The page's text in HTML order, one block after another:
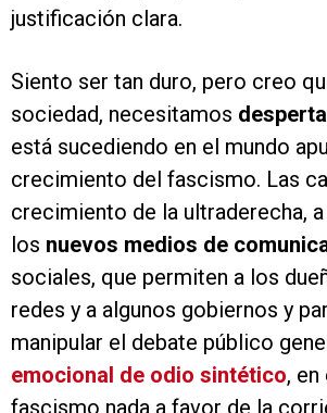
justificación clara.
Siento ser tan duro, pero creo
sociedad, necesitamos
está sucediendo en el mundo
crecimiento del fascismo. Las
crecimiento de la ultraderecha,
los nuevos medios de
sociales, que permiten a los
redes y a algunos gobiernos y
manipular el debate público
emocional de odio sintético,
fascismo nada a favor de la